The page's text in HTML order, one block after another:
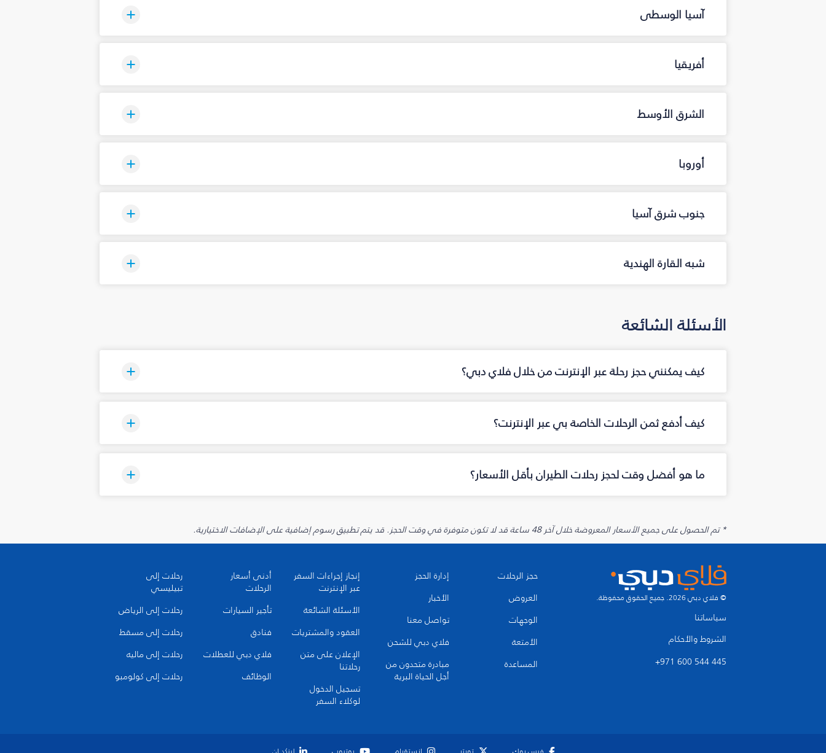
آسيا الوسطى
أفريقيا
الشرق الأوسط
أوروبا
جنوب شرق آسيا
شبه القارة الهندية
الأسئلة الشائعة
كيف يمكنني حجز رحلة عبر الإنترنت من خلال فلاي دبي؟
كيف أدفع ثمن الرحلات الخاصة بي عبر الإنترنت؟
ما هو أفضل وقت لحجز رحلات الطيران بأقل الأسعار؟
* تم الحصول على جميع الأسعار المعروضة خلال آخر 48 ساعة قد لا تكون متوفرة في وقت الحجز. قد يتم تطبيق رسوم إضافية على الإضافات الاختيارية.
© فلاي دبي 2026. جميع الحقوق محفوظة.
سياساتنا
الشروط والأحكام
+971 600 544 445
حجز الرحلات
العروض
الوجهات
الأمتعة
المساعدة
إدارة الحجز
الأخبار
تواصل معنا
فلاي دبي للشحن
مبادرة متحدون من
أجل الحياة البرية
إنجاز إجراءات السفر
عبر الإنترنت
الأسئلة الشائعة
العقود والمشتريات
الإعلان على متن
رحلاتنا
تسجيل الدخول
لوكلاء السفر
أدنى أسعار
الرحلات
تأجير السيارات
فنادق
فلاي دبي للعطلات
الوظائف
رحلات إلى
تبيليسي
رحلات إلى الرياض
رحلات إلى مسقط
رحلات إلى ماليه
رحلات إلى كولومبو